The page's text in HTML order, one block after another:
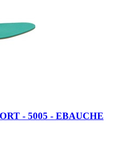
- 5005 - EBAUCHE